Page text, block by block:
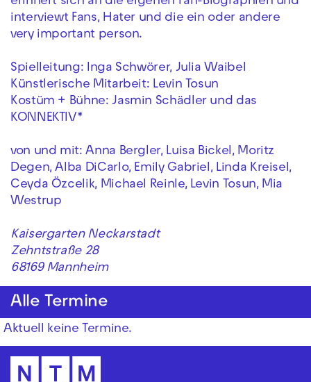
interviewt Fans, Hater und die ein oder andere
very important person.
Spielleitung: Inga Schwörer, Julia Waibel
Künstlerische Mitarbeit: Levin Tosun
Kostüm + Bühne: Jasmin Schädler und das
KONNEKTIV*
von und mit: Anna Bergler, Luisa Bickel, Moritz
Degen, Alba DiCarlo, Emily Gabriel, Linda Kreisel,
Ceyda Özcelik, Michael Reinle, Levin Tosun, Mia
Westrup
Kaisergarten Neckarstadt
Zehntstraße 28
68169 Mannheim
Alle Termine
Aktuell keine Termine.